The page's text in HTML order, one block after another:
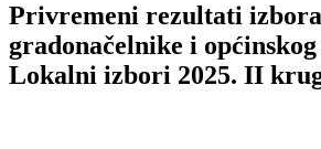
Privremeni rezultati
gradonačelnike i
Lokalni izbori 2025. II